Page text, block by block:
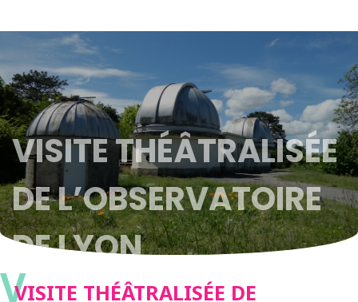
VISITE THÉÂTRALISÉE
DE L’OBSERVATOIRE
DE LYON
VVISITE THÉÂTRALISÉE DE